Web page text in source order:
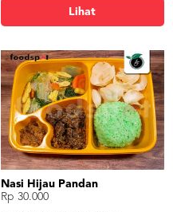
Lihat
Nasi Hijau Pandan
Rp 30.000